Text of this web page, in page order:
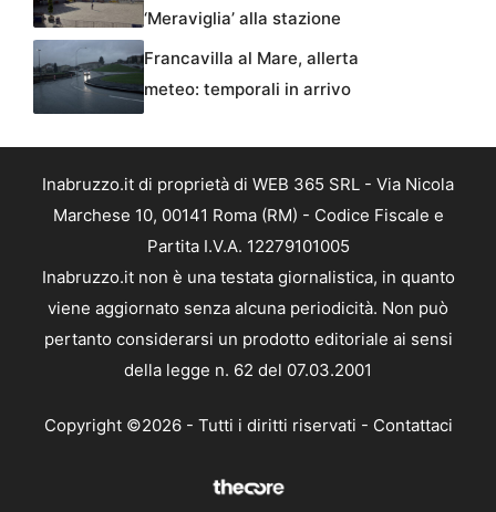
‘Meraviglia’ alla stazione
Francavilla al Mare, allerta
meteo: temporali in arrivo
Inabruzzo.it di proprietà di WEB 365 SRL - Via Nicola
Marchese 10, 00141 Roma (RM) - Codice Fiscale e
Partita I.V.A. 12279101005
Inabruzzo.it non è una testata giornalistica, in quanto
viene aggiornato senza alcuna periodicità. Non può
pertanto considerarsi un prodotto editoriale ai sensi
della legge n. 62 del 07.03.2001
Copyright ©2026 - Tutti i diritti riservati - Contattaci